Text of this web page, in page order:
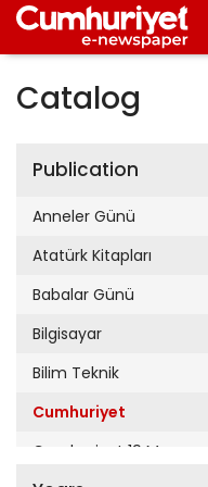
Catalog
Publication
Anneler Günü
Atatürk Kitapları
Babalar Günü
Bilgisayar
Bilim Teknik
Cumhuriyet
Cumhuriyet 19 Mayıs